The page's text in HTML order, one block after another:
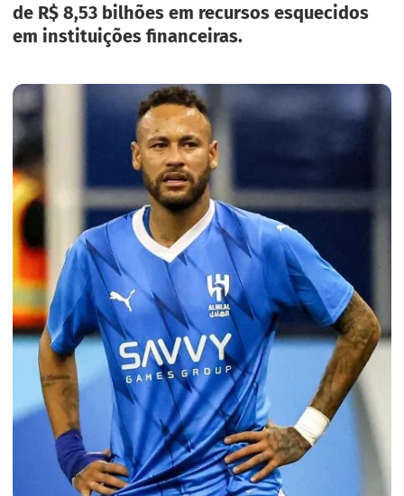
de R$ 8,53 bilhões em recursos esquecidos
em instituições financeiras.